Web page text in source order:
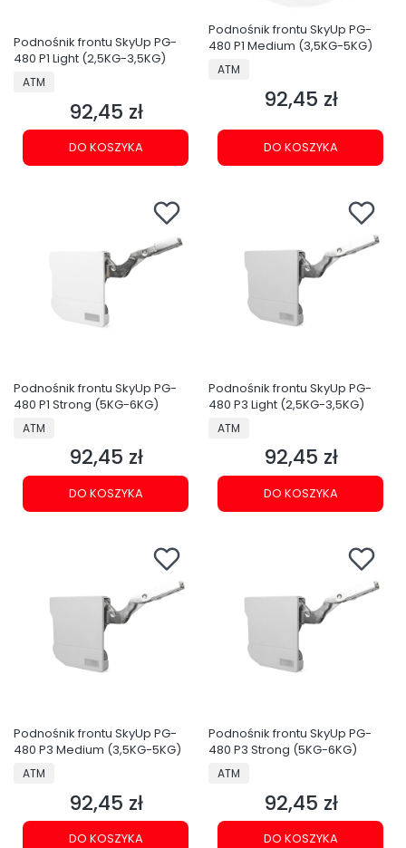
Podnośnik frontu SkyUp PG-
480 P1 Light (2,5KG-3,5KG)
PRODUCENT
ATM
Cena
92,45 zł
DO KOSZYKA
Podnośnik frontu SkyUp PG-
480 P1 Medium (3,5KG-5KG)
PRODUCENT
ATM
Cena
92,45 zł
DO KOSZYKA
Podnośnik frontu SkyUp PG-
480 P1 Strong (5KG-6KG)
PRODUCENT
ATM
Cena
92,45 zł
DO KOSZYKA
Podnośnik frontu SkyUp PG-
480 P3 Light (2,5KG-3,5KG)
PRODUCENT
ATM
Cena
92,45 zł
DO KOSZYKA
Podnośnik frontu SkyUp PG-
480 P3 Medium (3,5KG-5KG)
PRODUCENT
ATM
Cena
92,45 zł
DO KOSZYKA
Podnośnik frontu SkyUp PG-
480 P3 Strong (5KG-6KG)
PRODUCENT
ATM
Cena
92,45 zł
DO KOSZYKA